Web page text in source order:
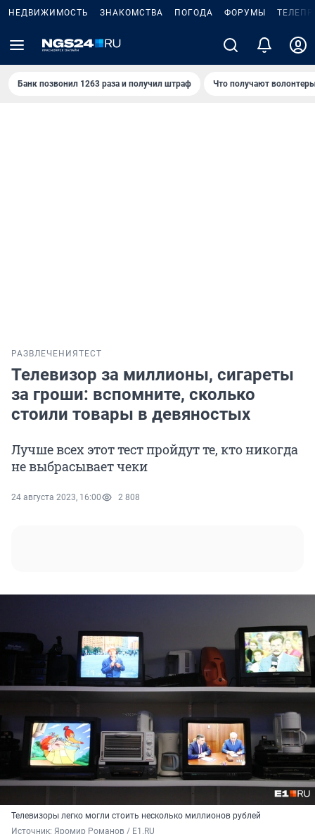
НЕДВИЖИМОСТЬ ЗНАКОМСТВА ПОГОДА ФОРУМЫ
Банк позвонил 1263 раза и получил штраф Что получают
РАЗВЛЕЧЕНИЯ ТЕСТ
Телевизор за миллионы, сигареты
за гроши: вспомните, сколько
стоили товары в девяностых
Лучше всех этот тест пройдут те, кто никогда
не выбрасывает чеки
24 августа 2023, 16:00 2 808
Телевизоры легко могли стоить несколько миллионов рублей
Источник: Яромир Романов / E1.RU